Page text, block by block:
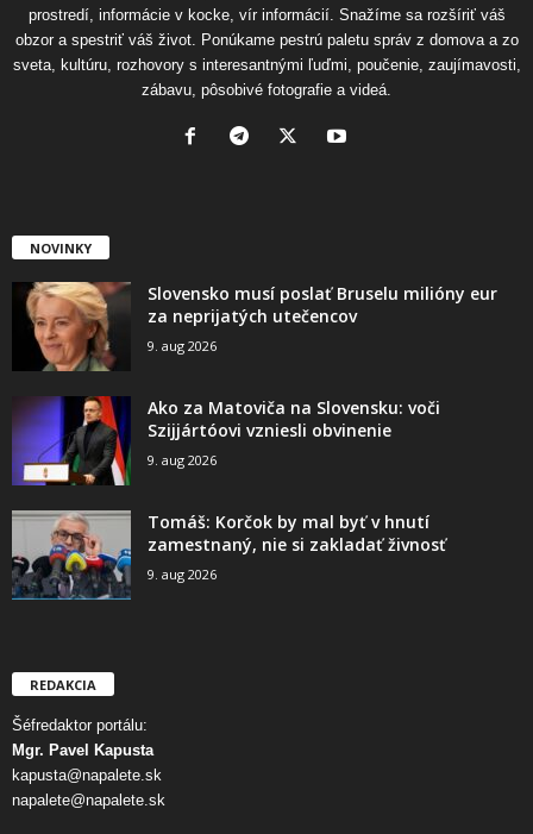
prostredí, informácie v kocke, vír informácií. Snažíme sa rozšíriť váš
obzor a spestriť váš život. Ponúkame pestrú paletu správ z domova a zo
sveta, kultúru, rozhovory s interesantnými ľuďmi, poučenie, zaujímavosti,
zábavu, pôsobivé fotografie a videá.
NOVINKY
Slovensko musí poslať Bruselu milióny eur
za neprijatých utečencov
9. aug 2026
Ako za Matoviča na Slovensku: voči
Szijjártóovi vzniesli obvinenie
9. aug 2026
Tomáš: Korčok by mal byť v hnutí
zamestnaný, nie si zakladať živnosť
9. aug 2026
REDAKCIA
Šéfredaktor portálu:
Mgr. Pavel Kapusta
kapusta@napalete.sk
napalete@napalete.sk